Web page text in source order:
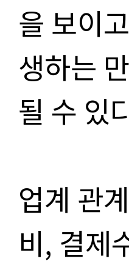
을 보이
생하는
될 수 있
업계 관
비, 결제